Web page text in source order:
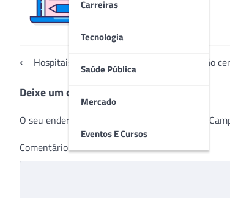
Carreiras
Tecnologia
Saúde Pública
Mercado
Eventos E Cursos
Navegação
Post
⟵Hospitais Ipiranga Mogi e Carlos Chagas são
Deixe um comentário
O seu endereço de e-mail não será publicado.
Comentário*